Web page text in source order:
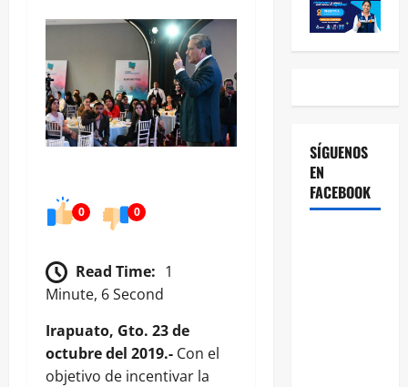
0 0
Read Time: 1
Minute, 6 Second
Irapuato, Gto. 23 de
octubre del 2019.- Con el
objetivo de incentivar la
SÍGUENOS
EN
FACEBOOK